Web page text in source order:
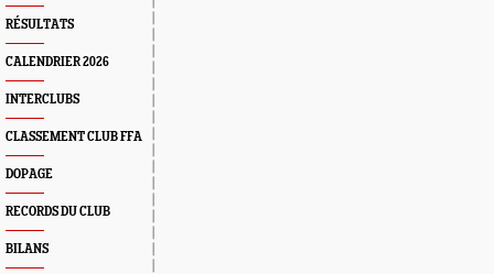
RÉSULTATS
CALENDRIER 2026
INTERCLUBS
CLASSEMENT CLUB FFA
DOPAGE
RECORDS DU CLUB
BILANS